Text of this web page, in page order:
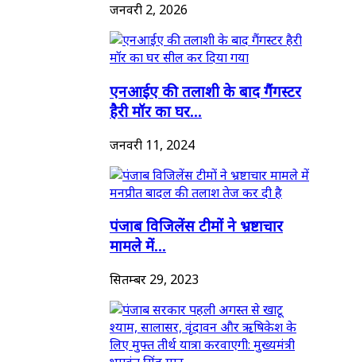
जनवरी 2, 2026
एनआईए की तलाशी के बाद गैंगस्टर
हैरी मॉर का घर...
जनवरी 11, 2024
पंजाब विजिलेंस टीमों ने भ्रष्टाचार
मामले में...
सितम्बर 29, 2023